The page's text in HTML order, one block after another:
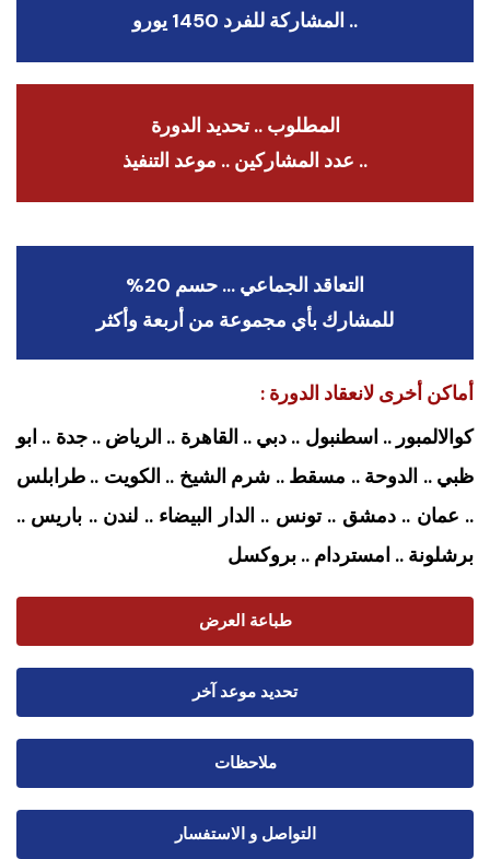
.. المشاركة للفرد 1450 يورو
المطلوب .. تحديد الدورة
.. عدد المشاركين .. موعد التنفيذ
التعاقد الجماعي … حسم 20%
للمشارك بأي مجموعة من أربعة وأكثر
أماكن أخرى لانعقاد الدورة :
كوالالمبور .. اسطنبول .. دبي .. القاهرة .. الرياض .. جدة .. ابو
ظبي .. الدوحة .. مسقط .. شرم الشيخ .. الكويت .. طرابلس
.. عمان .. دمشق .. تونس .. الدار البيضاء .. لندن .. باريس ..
برشلونة .. امستردام .. بروكسل
طباعة العرض
تحديد موعد آخر
ملاحظات
التواصل و الاستفسار